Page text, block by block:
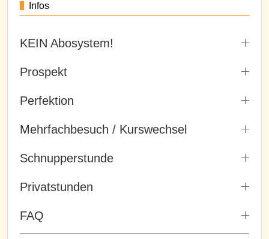
Infos
KEIN Abosystem!
Prospekt
Perfektion
Mehrfachbesuch / Kurswechsel
Schnupperstunde
Privatstunden
FAQ